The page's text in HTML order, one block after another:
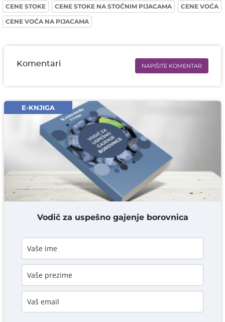
CENE STOKE
CENE STOKE NA STOČNIM PIJACAMA
CENE VOĆA
CENE VOĆA NA PIJACAMA
Komentari NAPIŠITE KOMENTAR
Email* obavezno
Komentar* obavezno
DODAJ KOMENTAR
E-KNJIGA
Vodič za uspešno gajenje borovnica